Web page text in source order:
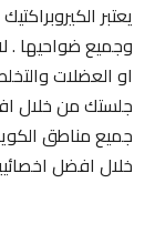
يعتبر
وجميع ضواحيها .
او العضلات
جلستك من خلال
جميع مناطق
خلال افضل